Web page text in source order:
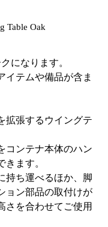
Table Oak
になります。
イテムや備品が含ま
拡張するウイングテ
コンテナ本体のハン
きます。
持ち運べるほか、脚
ョン部品の取付けが
さを合わせてご使用